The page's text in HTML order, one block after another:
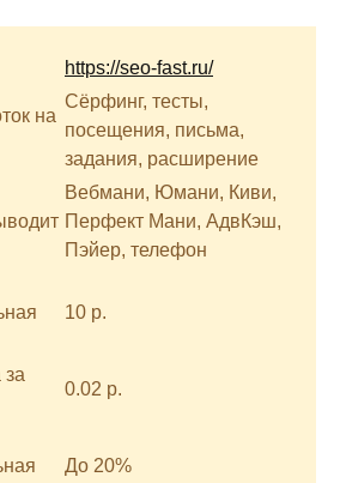
https://seo-fast.ru/
на
Сёрфинг, тесты,
посещения, письма,
задания, расширение
Вебмани, Юмани, Киви,
Перфект Мани, АдвКэш,
Пэйер, телефон
10 р.
за
0.02 р.
До 20%